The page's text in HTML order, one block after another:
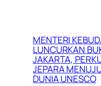
MENTERI
LUNCURKAN
JAKARTA,
JEPARA
DUNIA UNESCO